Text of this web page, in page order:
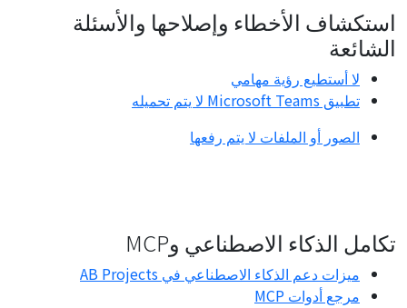
استكشاف الأخطاء وإصلاحها والأسئلة
الشائعة
لا أستطيع رؤية مهامي
تطبيق Microsoft Teams لا يتم تحميله
الصور أو الملفات لا يتم رفعها
تكامل الذكاء الاصطناعي وMCP
ميزات دعم الذكاء الاصطناعي في AB Projects
مرجع أدوات MCP